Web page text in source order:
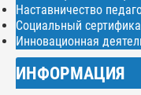
Наставничество
Социальный
Инновационная
ИНФОРМАЦИЯ